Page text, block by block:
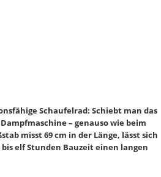
Schaufelrad: Schiebt man das
– genauso wie beim
misst 69 cm in der Länge, lässt sich
elf Stunden Bauzeit einen langen